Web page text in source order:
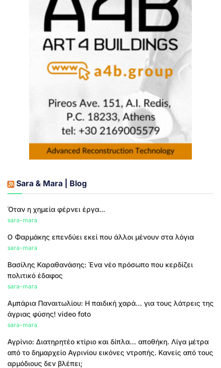
Sara & Mara | Blog
Όταν η χημεία φέρνει έργα...
sara-mara
Ο Φαρμάκης επενδύει εκεί που άλλοι μένουν στα λόγια
sara-mara
Βασίλης Καραθανάσης: Ένα νέο πρόσωπο που κερδίζει
πολιτικό έδαφος
sara-mara
Αμπάρια Παναιτωλίου: Η παιδική χαρά… για τους λάτρεις της
άγριας φύσης! video foto
sara-mara
Αγρίνιο: Διατηρητέο κτίριο και δίπλα… αποθήκη. Λίγα μέτρα
από το δημαρχείο Αγρινίου εικόνες ντροπής. Κανείς από τους
αρμόδιους δεν βλέπει;